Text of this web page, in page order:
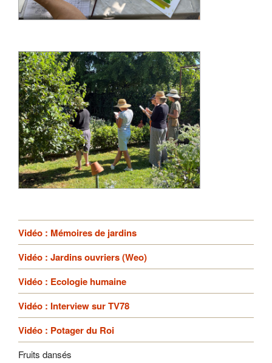
Vidéo : Mémoires de jardins
Vidéo : Jardins ouvriers (Weo)
Vidéo : Ecologie humaine
Vidéo : Interview sur TV78
Vidéo : Potager du Roi
Fruits dansés